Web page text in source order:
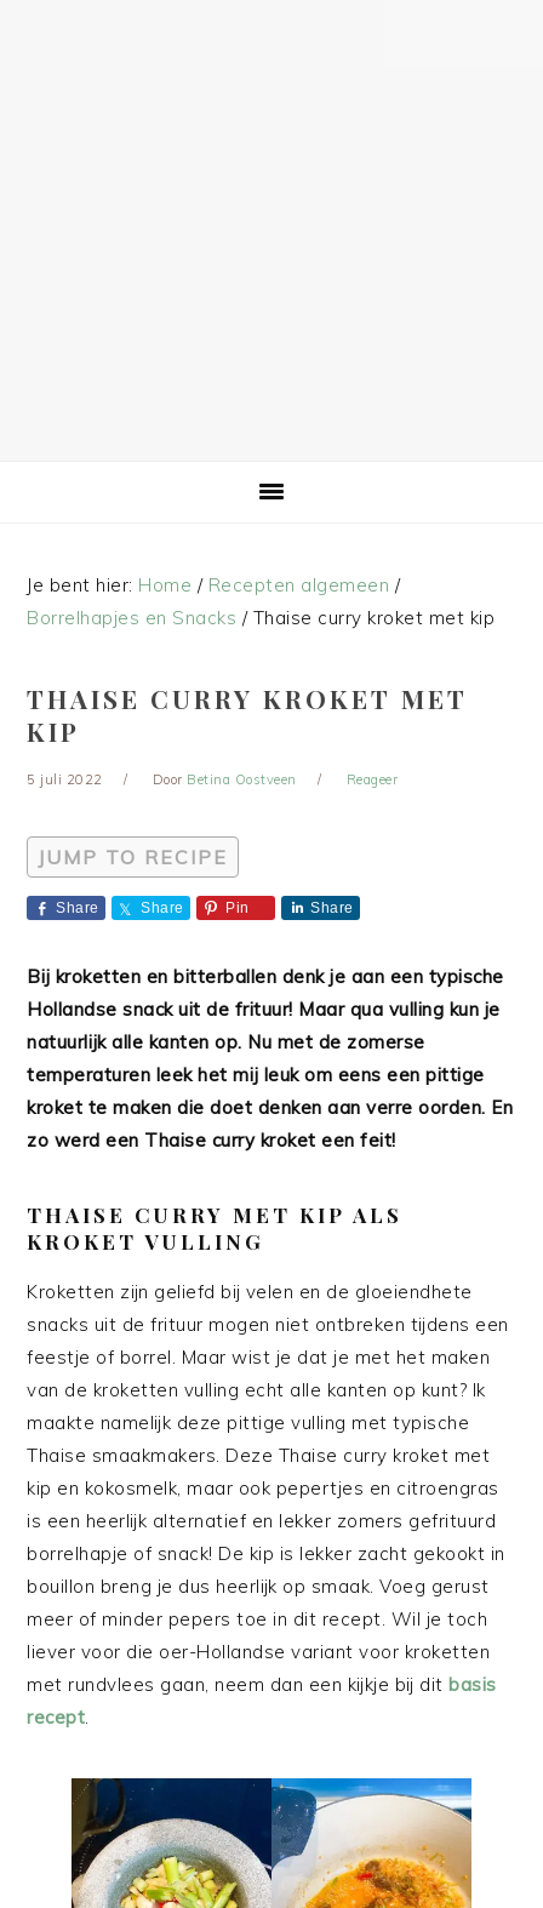
Je bent hier: Home / Recepten algemeen /
Borrelhapjes en Snacks /Thaise curry kroket met kip
THAISE CURRY KROKET MET
KIP
5 juli 2022 Door Betina Oostveen Reageer
JUMP TO RECIPE
Share Share Pin Share
Bij kroketten en bitterballen denk je aan een typische
Hollandse snack uit de frituur! Maar qua vulling kun je
natuurlijk alle kanten op. Nu met de zomerse
temperaturen leek het mij leuk om eens een pittige
kroket te maken die doet denken aan verre oorden. En
zo werd een Thaise curry kroket een feit!
THAISE CURRY MET KIP ALS
KROKET VULLING
Kroketten zijn geliefd bij velen en de gloeiendhete
snacks uit de frituur mogen niet ontbreken tijdens een
feestje of borrel. Maar wist je dat je met het maken
van de kroketten vulling echt alle kanten op kunt? Ik
maakte namelijk deze pittige vulling met typische
Thaise smaakmakers. Deze Thaise curry kroket met
kip en kokosmelk, maar ook pepertjes en citroengras
is een heerlijk alternatief en lekker zomers gefrituurd
borrelhapje of snack! De kip is lekker zacht gekookt in
bouillon breng je dus heerlijk op smaak. Voeg gerust
meer of minder pepers toe in dit recept. Wil je toch
liever voor die oer-Hollandse variant voor kroketten
met rundvlees gaan, neem dan een kijkje bij ditbasis
recept.